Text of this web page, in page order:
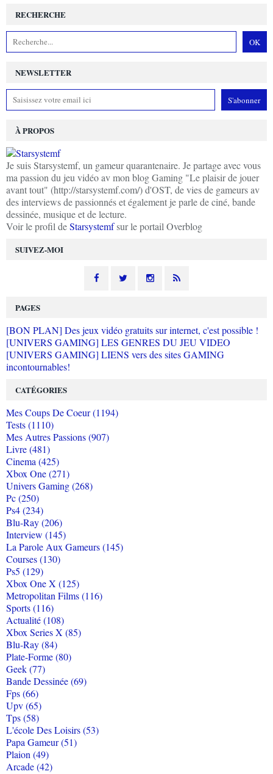
NEWSLETTER
SUIVEZ-MOI
RECHERCHE
À PROPOS
Je suis Starsystemf, un gameur quarantenaire. Je partage avec vous
ma passion du jeu vidéo av mon blog Gaming "Le plaisir de jouer
avant tout" (http://starsystemf.com/) d'OST, de vies de gameurs av
des interviews de passionnés et également je parle de ciné, bande
dessinée, musique et de lecture.
Voir le profil deStarsystemfsur le portail Overblog
PAGES
[BON PLAN] Des jeux vidéo gratuits sur internet, c'est possible !
[UNIVERS GAMING] LES GENRES DU JEU VIDEO
[UNIVERS GAMING] LIENS vers des sites GAMING
incontournables!
CATÉGORIES
Mes Coups De Coeur (1194)
Tests (1110)
Mes Autres Passions (907)
Livre (481)
Cinema (425)
Xbox One (271)
Univers Gaming (268)
Pc (250)
Ps4 (234)
Blu-Ray (206)
Interview (145)
La Parole Aux Gameurs (145)
Courses (130)
Ps5 (129)
Xbox One X (125)
Metropolitan Films (116)
Sports (116)
Actualité (108)
Xbox Series X (85)
Blu-Ray (84)
Plate-Forme (80)
Geek (77)
Bande Dessinée (69)
Fps (66)
Upv (65)
Tps (58)
L'école Des Loisirs (53)
Papa Gameur (51)
Plaion (49)
Arcade (42)